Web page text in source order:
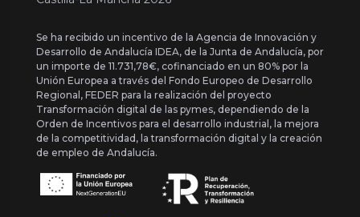
Se ha recibido un incentivo de la Agencia de Innovación y
Desarrollo de Andalucía IDEA, de la Junta de Andalucía, por
un importe de 11.731,78€, cofinanciado en un 80% por la
Unión Europea a través del Fondo Europeo de Desarrollo
Regional, FEDER para la realización del proyecto
Transformación digital de las pymes, dependiendo de la
Orden de Incentivos para el desarrollo industrial, la mejora
de la competitividad, la transformación digital y la creación
de empleo de Andalucía.